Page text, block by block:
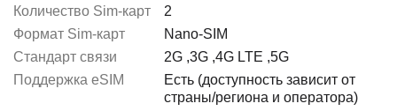
Количество Sim-карт
2
Формат Sim-карт
Nano-SIM
Стандарт связи
2G ,3G ,4G LTE ,5G
Поддержка eSIM
Есть (доступность зависит от
страны/региона и оператора)